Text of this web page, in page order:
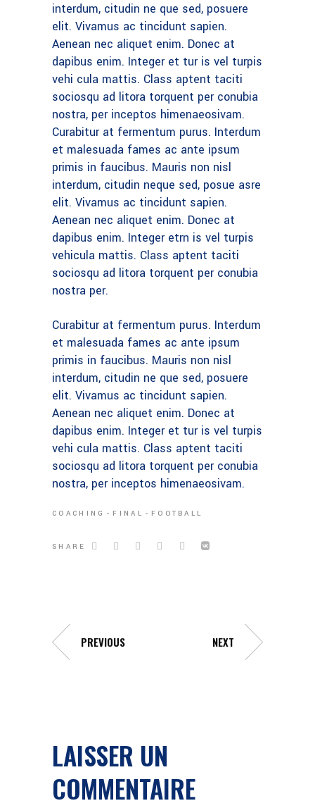
interdum, citudin ne que sed, posuere
elit. Vivamus ac tincidunt sapien.
Aenean nec aliquet enim. Donec at
dapibus enim. Integer et tur is vel turpis
vehi cula mattis. Class aptent taciti
sociosqu ad litora torquent per conubia
nostra, per inceptos himenaeosivam.
Curabitur at fermentum purus. Interdum
et malesuada fames ac ante ipsum
primis in faucibus. Mauris non nisl
interdum, citudin neque sed, posue asre
elit. Vivamus ac tincidunt sapien.
Aenean nec aliquet enim. Donec at
dapibus enim. Integer etrn is vel turpis
vehicula mattis. Class aptent taciti
sociosqu ad litora torquent per conubia
nostra per.
Curabitur at fermentum purus. Interdum
et malesuada fames ac ante ipsum
primis in faucibus. Mauris non nisl
interdum, citudin ne que sed, posuere
elit. Vivamus ac tincidunt sapien.
Aenean nec aliquet enim. Donec at
dapibus enim. Integer et tur is vel turpis
vehi cula mattis. Class aptent taciti
sociosqu ad litora torquent per conubia
nostra, per inceptos himenaeosivam.
COACHING FINAL FOOTBALL
SHARE
PREVIOUS NEXT
LAISSER UN
COMMENTAIRE